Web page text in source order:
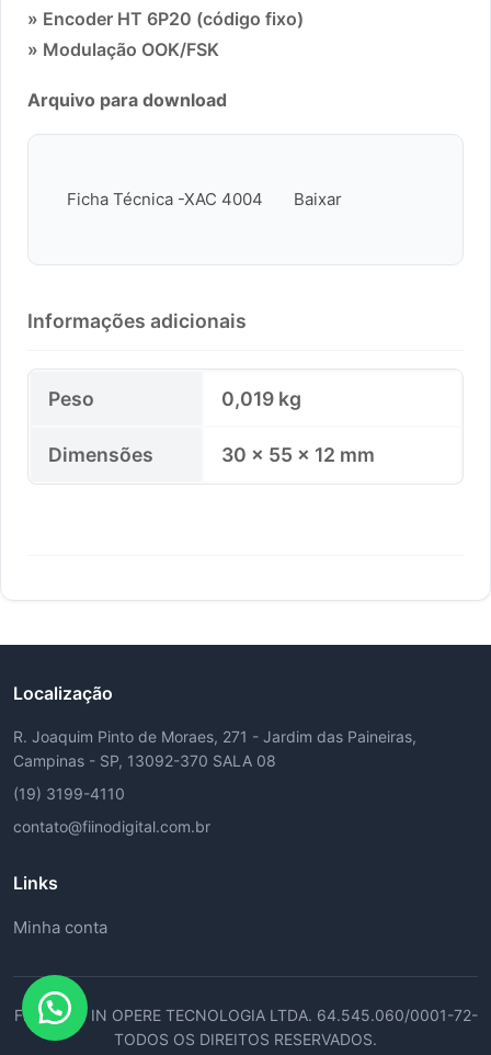
» Encoder HT 6P20 (código fixo)
» Modulação OOK/FSK
Arquivo para download
Ficha Técnica -XAC 4004 Baixar
Informações adicionais
Peso 0,019 kg
Dimensões 30 × 55 × 12 mm
Localização
R. Joaquim Pinto de Moraes, 271 - Jardim das Paineiras,
Campinas - SP, 13092-370 SALA 08
(19) 3199-4110
contato@fiinodigital.com.br
Links
Minha conta
FIDUCIAN IN OPERE TECNOLOGIA LTDA. 64.545.060/0001-72-
TODOS OS DIREITOS RESERVADOS.